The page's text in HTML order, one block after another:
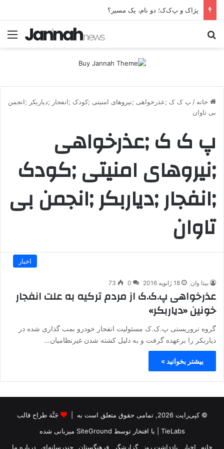
پژاک و پ‌ک‌ک؛ دو نام، یک مسیر؟
خانه / پ ک ک ;عذرخواهی ;نیروهای امنیتی ;کودک ;انفجار ;دیاربکر ;انجمن
بی تاوان
پ ک ک ;عذرخواهی
;نیروهای امنیتی ;کودک
;انفجار ;دیاربکر ;انجمن بی
تاوان
اخبار
بیتا وان 18 ژانویه 2016 0
73
عذرخواهی پ.ک.ک از مردم ترکیه به علت انفجار
خونین «دیاربکر»
گروه تروریستی پ.ک.ک مسئولیت انفجار خودرو بمب گذاری شده در
دیاربکر را برعهده گرفت و به دلیل کشته شدن غیرنظامیان…
بیشتر بخوانید »
© کپی‌رایت 2026, تمامی حقوق متعلق است به |
جَنَّة طراح قالب
TieLabs | با افتخار توسط SiteGround میزبانی شده
خانه
اخبار یادداشت روز گزارشگر فرهنگستان چندرسانه‌ای درباره ما